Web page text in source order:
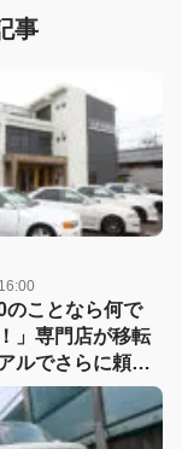
事
のことなら何で
」専門店が移転
ルでさらに頼れ